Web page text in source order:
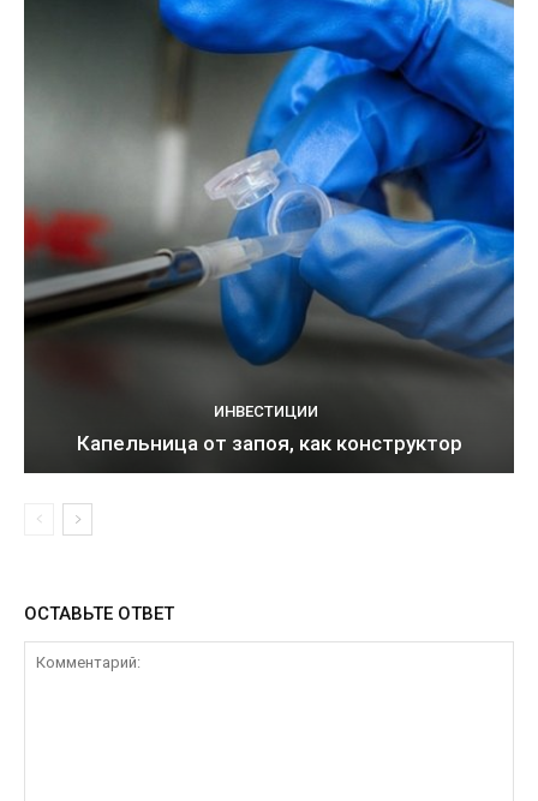
ИНВЕСТИЦИИ
Капельница от запоя, как конструктор
ОСТАВЬТЕ ОТВЕТ